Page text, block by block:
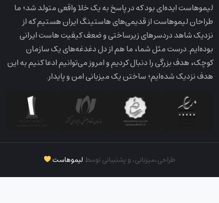
لیمو‌هاست ایده‌ای بود که در پاسخ به یک خلا واقعی متولد شد؛ ما
طراحان لیمو‌هاست از قدیمی‌های هاستینگ ایران هستیم که از
نزدیک شاهد دردسرهای زیرساختی و ضعف کیفیت هاست ایرانی
بوده‌ایم. درست مثل شما، ما هم از دل دغدغه‌های یک سازمان
کوچک، هدف بزرگی را دنبال کردیم و امروز می‌توانیم ادعا کنیم به این
هدف نزدیک شده‌ایم؛ ساختن یک میزبانی امن و پایدار.
طراحی،‌میزبانی، و پشتیبانی توسطلیموهاست